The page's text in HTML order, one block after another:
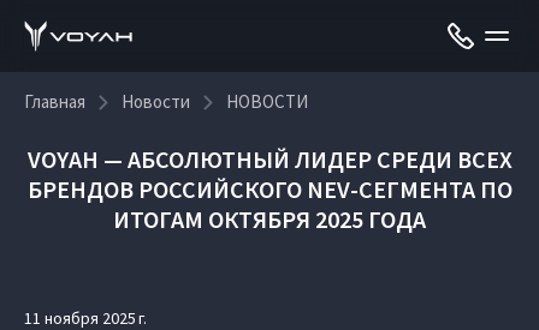
Главная Новости НОВОСТИ
VOYAH — АБСОЛЮТНЫЙ ЛИДЕР СРЕДИ ВСЕХ
БРЕНДОВ РОССИЙСКОГО NEV-СЕГМЕНТА ПО
ИТОГАМ ОКТЯБРЯ 2025 ГОДА
11 ноября 2025 г.